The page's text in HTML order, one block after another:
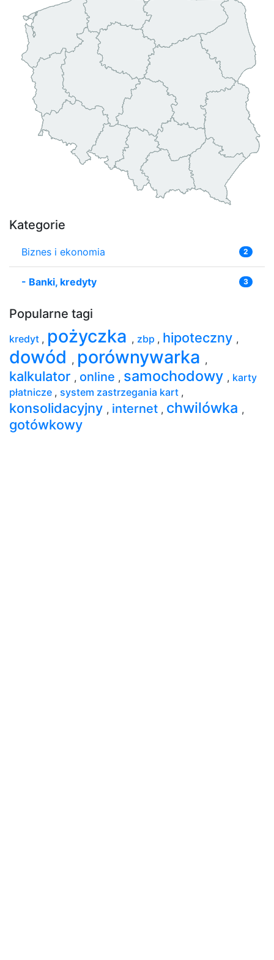
Kategorie
Biznes i ekonomia 2
- Banki, kredyty 3
Popularne tagi
kredyt , pożyczka , zbp , hipoteczny ,
dowód , porównywarka ,
kalkulator , online , samochodowy , karty
płatnicze , system zastrzegania kart ,
konsolidacyjny , internet , chwilówka ,
gotówkowy